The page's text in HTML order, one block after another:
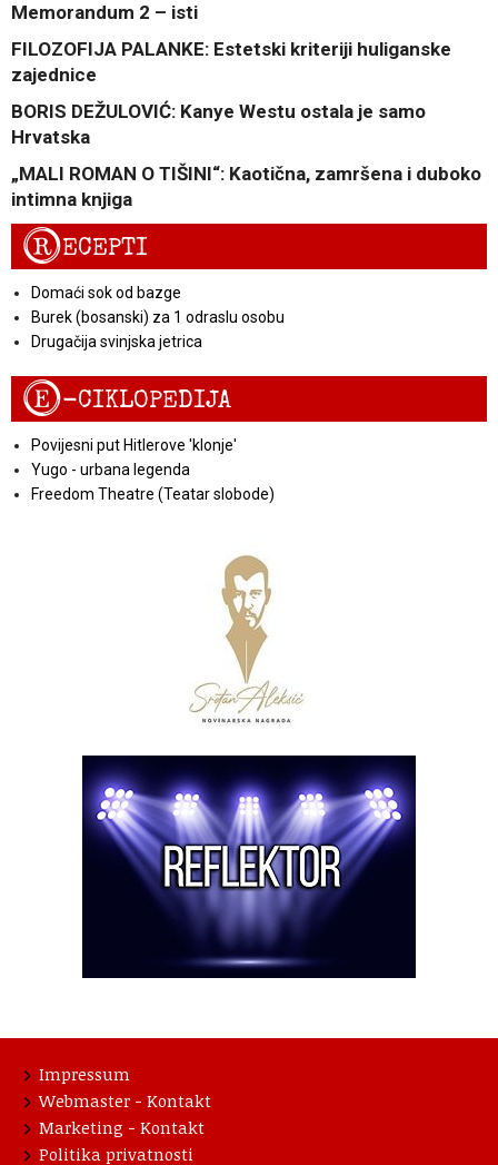
Memorandum 2 – isti
FILOZOFIJA PALANKE: Estetski kriteriji huliganske
zajednice
BORIS DEŽULOVIĆ: Kanye Westu ostala je samo
Hrvatska
„MALI ROMAN O TIŠINI“: Kaotična, zamršena i duboko
intimna knjiga
RECEPTI
Domaći sok od bazge
Burek (bosanski) za 1 odraslu osobu
Drugačija svinjska jetrica
E-CIKLOPEDIJA
Povijesni put Hitlerove 'klonje'
Yugo - urbana legenda
Freedom Theatre (Teatar slobode)
Impressum
Webmaster - Kontakt
Marketing - Kontakt
Politika privatnosti